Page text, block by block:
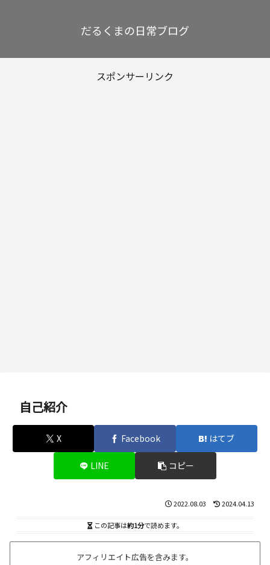
だるくまの日常ブログ
スポンサーリンク
自己紹介
X Facebook はてブ
LINE コピー
2022.08.03 2024.04.13
この記事は約1分で読めます。
アフィリエイト広告を含みます。